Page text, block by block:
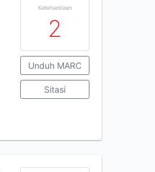
Ketersediaan
2
Unduh MARC
Sitasi